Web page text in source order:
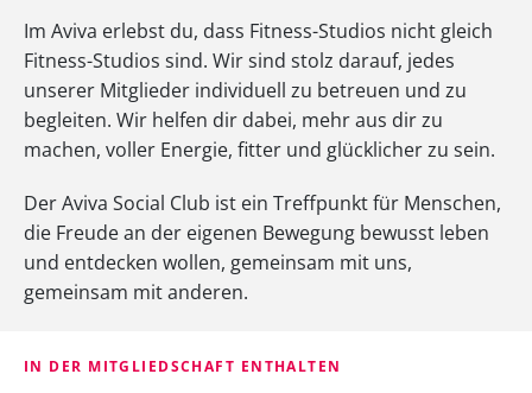
Im Aviva erlebst du, dass Fitness-Studios nicht gleich
Fitness-Studios sind. Wir sind stolz darauf, jedes
unserer Mitglieder individuell zu betreuen und zu
begleiten. Wir helfen dir dabei, mehr aus dir zu
machen, voller Energie, fitter und glücklicher zu sein.
Der Aviva Social Club ist ein Treffpunkt für Menschen,
die Freude an der eigenen Bewegung bewusst leben
und entdecken wollen, gemeinsam mit uns,
gemeinsam mit anderen.
IN DER MITGLIEDSCHAFT ENTHALTEN